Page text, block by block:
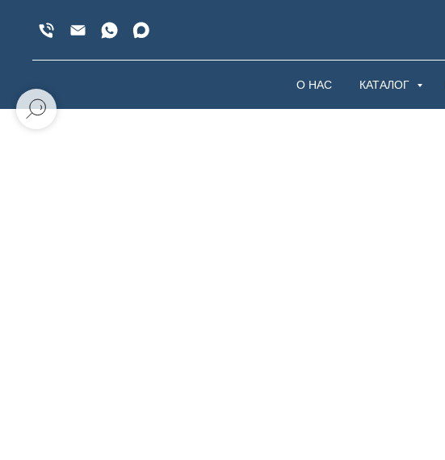
О НАС КАТАЛОГ